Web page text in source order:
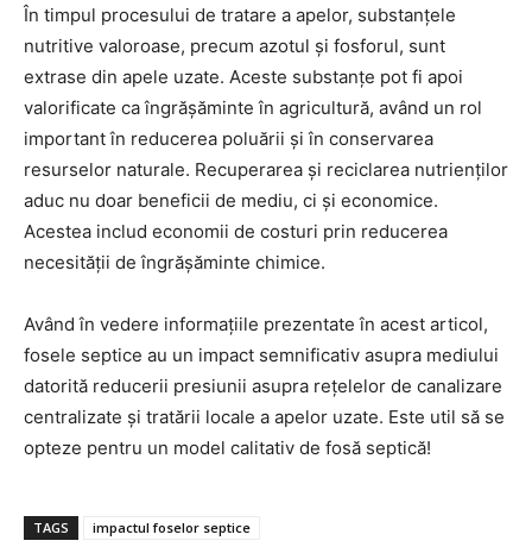
În timpul procesului de tratare a apelor, substanțele
nutritive valoroase, precum azotul și fosforul, sunt
extrase din apele uzate. Aceste substanțe pot fi apoi
valorificate ca îngrășăminte în agricultură, având un rol
important în reducerea poluării și în conservarea
resurselor naturale. Recuperarea și reciclarea nutrienților
aduc nu doar beneficii de mediu, ci și economice.
Acestea includ economii de costuri prin reducerea
necesității de îngrășăminte chimice.
Având în vedere informațiile prezentate în acest articol,
fosele septice au un impact semnificativ asupra mediului
datorită reducerii presiunii asupra rețelelor de canalizare
centralizate și tratării locale a apelor uzate. Este util să se
opteze pentru un model calitativ de fosă septică!
TAGS impactul foselor septice